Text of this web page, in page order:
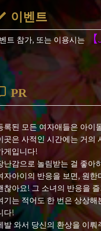
이벤트
트 참가, 또는 이용시는
PR
록된 모든 여자애들은 아이
곳은 사적인 시간에는 거의
게입니다!
난감으로 놀림받는 걸 좋아
자아이의 반응을 보면, 원
찮아요! 그 소녀의 반응을
기는 적어도 한 번은 상상
다!
발 와서 당신의 환상을 이뤄